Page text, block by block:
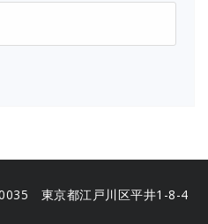
東京都江戸川区平井1-8-4